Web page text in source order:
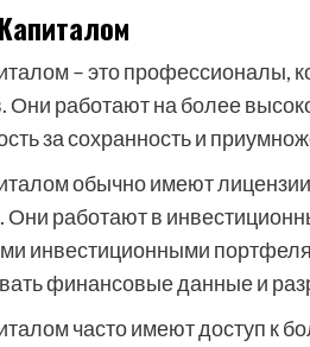
– это профессионалы,
Они работают на более
за сохранность и
обычно имеют
работают в
инвестиционными
финансовые данные и
часто имеют доступ к